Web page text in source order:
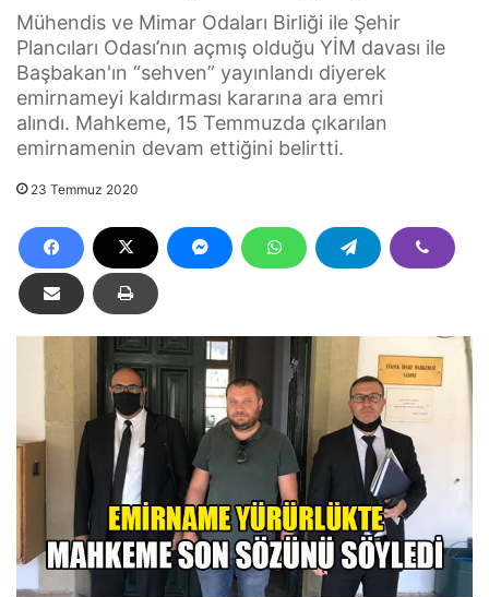
Mühendis ve Mimar Odaları Birliği ile Şehir
Plancıları Odası’nın açmış olduğu YİM davası ile
Başbakan'ın “sehven” yayınlandı diyerek
emirnameyi kaldırması kararına ara emri
alındı. Mahkeme, 15 Temmuzda çıkarılan
emirnamenin devam ettiğini belirtti.
23 Temmuz 2020